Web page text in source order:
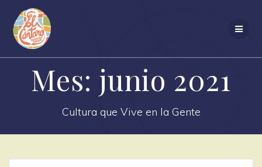
Mes: junio 2021
Cultura que Vive en la Gente